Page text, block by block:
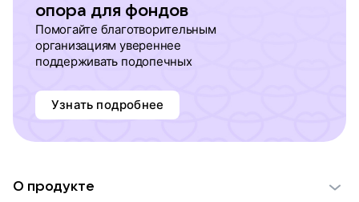
опора для фондов
Помогайте благотворительным
организациям увереннее
поддерживать подопечных
Узнать подробнее
О продукте